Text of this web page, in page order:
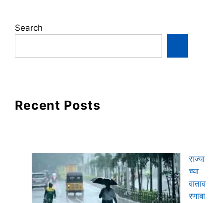
Search
Recent Posts
राज्या
च्या
वाताव
रणाबा